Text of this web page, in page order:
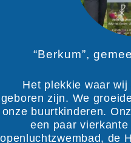
“Berkum”,
Het plekkie waar
geboren zijn. We
onze buurtkinderen.
een paar
openluchtzwembad, de